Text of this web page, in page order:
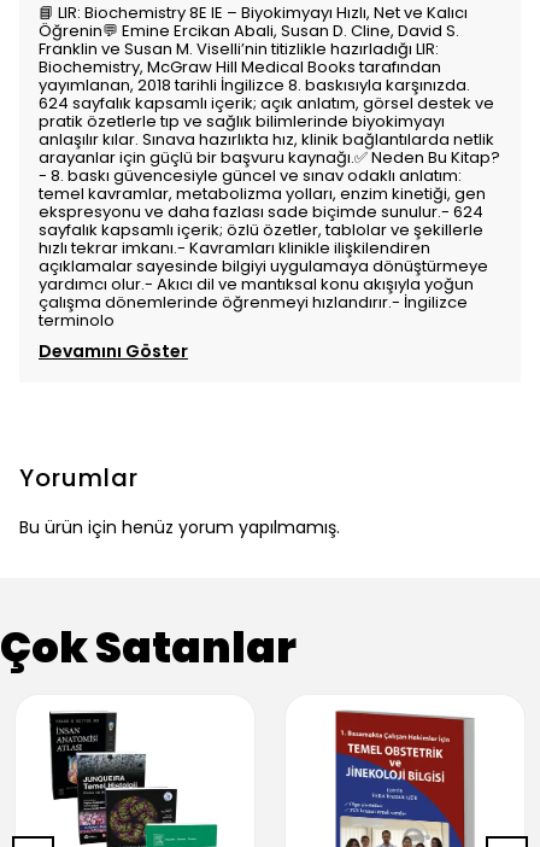
📘 LIR: Biochemistry 8E IE – Biyokimyayı Hızlı, Net ve Kalıcı
Öğrenin💬 Emine Ercikan Abali, Susan D. Cline, David S.
Franklin ve Susan M. Viselli’nin titizlikle hazırladığı LIR:
Biochemistry, McGraw Hill Medical Books tarafından
yayımlanan, 2018 tarihli İngilizce 8. baskısıyla karşınızda.
624 sayfalık kapsamlı içerik; açık anlatım, görsel destek ve
pratik özetlerle tıp ve sağlık bilimlerinde biyokimyayı
anlaşılır kılar. Sınava hazırlıkta hız, klinik bağlantılarda netlik
arayanlar için güçlü bir başvuru kaynağı.✅ Neden Bu Kitap?
- 8. baskı güvencesiyle güncel ve sınav odaklı anlatım:
temel kavramlar, metabolizma yolları, enzim kinetiği, gen
ekspresyonu ve daha fazlası sade biçimde sunulur.- 624
sayfalık kapsamlı içerik; özlü özetler, tablolar ve şekillerle
hızlı tekrar imkanı.- Kavramları klinikle ilişkilendiren
açıklamalar sayesinde bilgiyi uygulamaya dönüştürmeye
yardımcı olur.- Akıcı dil ve mantıksal konu akışıyla yoğun
çalışma dönemlerinde öğrenmeyi hızlandırır.- İngilizce
terminolo
Devamını Göster
Yorumlar
Bu ürün için henüz yorum yapılmamış.
Çok Satanlar